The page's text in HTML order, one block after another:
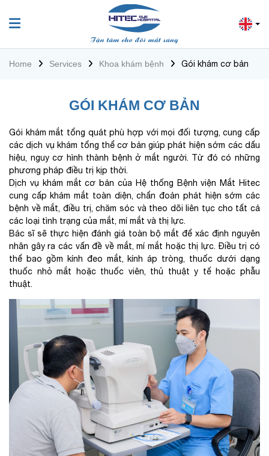
Home Services Khoa khám bệnh Gói khám cơ bản
GÓI KHÁM CƠ BẢN
Gói khám mắt tổng quát phù hợp với mọi đối tượng, cung cấp
các dịch vụ khám tổng thể cơ bản giúp phát hiện sớm các dấu
hiệu, nguy cơ hình thành bệnh ở mắt người. Từ đó có những
phương pháp điều trị kịp thời.
Dịch vụ khám mắt cơ bản của Hệ thống Bệnh viện Mắt Hitec
cung cấp khám mắt toàn diện, chẩn đoán phát hiện sớm các
bệnh về mắt, điều trị, chăm sóc và theo dõi liên tục cho tất cả
các loại tình trạng của mắt, mí mắt và thị lực.
Bác sĩ sẽ thực hiện đánh giá toàn bộ mắt để xác định nguyên
nhân gây ra các vấn đề về mắt, mí mắt hoặc thị lực. Điều trị có
thể bao gồm kính đeo mắt, kính áp tròng, thuốc dưới dạng
thuốc nhỏ mắt hoặc thuốc viên, thủ thuật y tế hoặc phẫu
thuật.